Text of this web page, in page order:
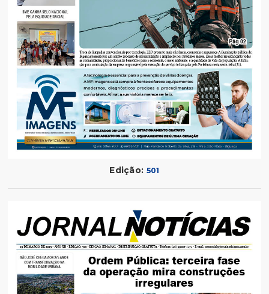
Edição: 501